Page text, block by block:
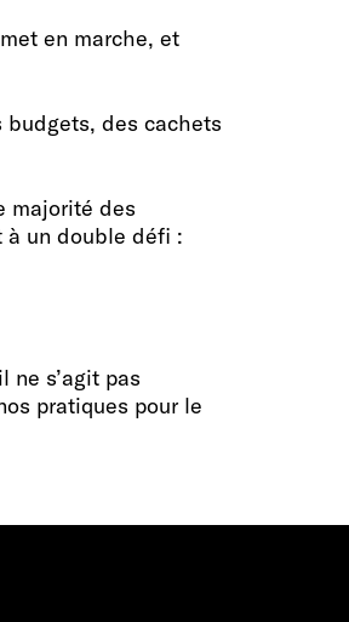
en marche, et
budgets, des cachets
majorité des
à un double défi :
ne s’agit pas
pratiques pour le